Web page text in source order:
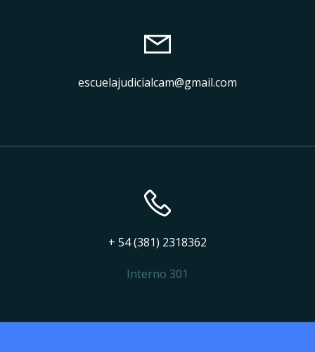
escuelajudicialcam@gmail.com
+ 54 (381) 2318362
Interno 301